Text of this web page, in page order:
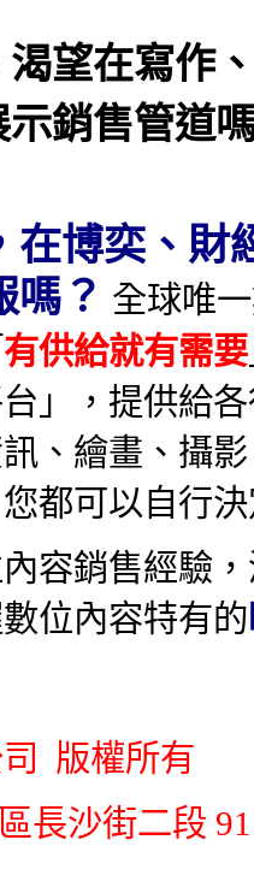
望在寫作
銷售管道
在博奕、財
嗎？ 全球唯
有供給就有需要
台」，提供給
、繪畫、攝
都可以自行
容銷售經驗
位內容特有的
版權所有
長沙街二段